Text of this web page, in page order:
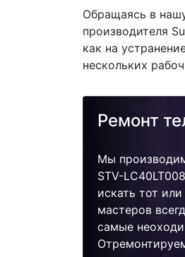
Обращаясь в
производителя
как на
нескольких
Ремонт
Мы
STV-
искать тот
мастеров
самые